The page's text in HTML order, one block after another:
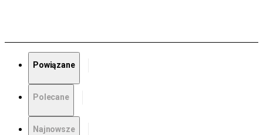
Powiązane
Polecane
Najnowsze